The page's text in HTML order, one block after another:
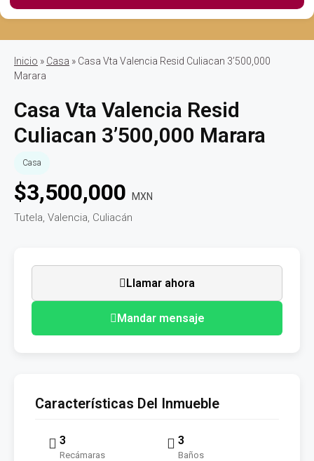
Inicio » Casa » Casa Vta Valencia Resid Culiacan 3’500,000
Marara
Casa Vta Valencia Resid
Culiacan 3’500,000 Marara
Casa
$3,500,000 MXN
Tutela, Valencia, Culiacán
Llamar ahora
Mandar mensaje
Características Del Inmueble
3
Recámaras
3
Baños